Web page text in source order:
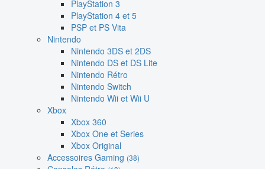
PlayStation 3
PlayStation 4 et 5
PSP et PS Vita
Nintendo
Nintendo 3DS et 2DS
Nintendo DS et DS Lite
Nintendo Rétro
Nintendo Switch
Nintendo Wii et Wii U
Xbox
Xbox 360
Xbox One et Series
Xbox Original
Accessoires Gaming (38)